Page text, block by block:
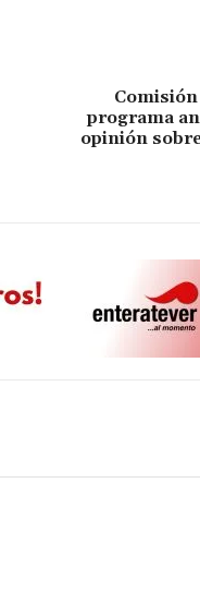
programa
opinión